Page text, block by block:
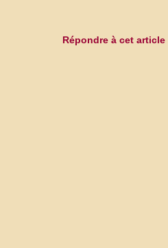
Répondre à cet article